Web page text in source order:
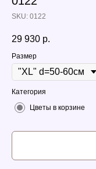
SKU: 0122
29 930 р.
Размер
Категория
Цветы в корзине